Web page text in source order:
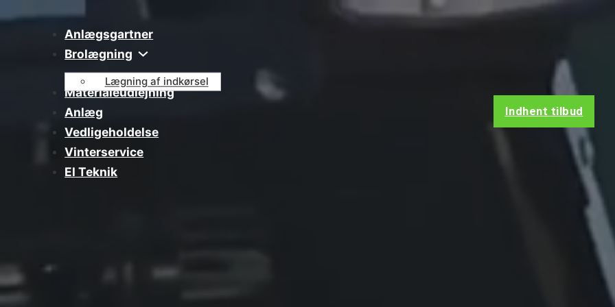
Anlægsgartner
Brolægning
Lægning af indkørsel
Materialeudlejning
Anlæg
Vedligeholdelse
Vinterservice
El Teknik
Indhent tilbud